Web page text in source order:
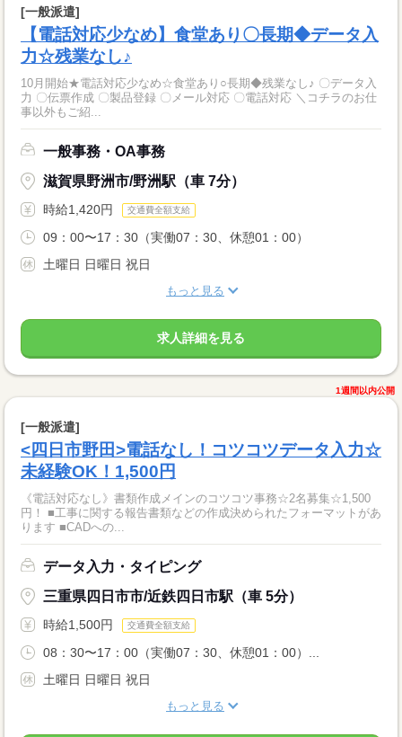
[一般派遣]
【電話対応少なめ】食堂あり〇長期◆データ入
力☆残業なし♪
10月開始★電話対応少なめ☆食堂あり○長期◆残業なし♪ 〇データ入
力 〇伝票作成 〇製品登録 〇メール対応 〇電話対応 ＼コチラのお仕
事以外もご紹...
一般事務・OA事務
滋賀県野洲市/野洲駅（車 7分）
時給1,420円 交通費全額支給
09：00〜17：30（実働07：30、休憩01：00）
土曜日 日曜日 祝日
もっと見る
求人詳細を見る
1週間以内公開
[一般派遣]
<四日市野田>電話なし！コツコツデータ入力☆
未経験OK！1,500円
《電話対応なし》書類作成メインのコツコツ事務☆2名募集☆1,500
円！ ■工事に関する報告書類などの作成決められたフォーマットがあ
ります ■CADへの...
データ入力・タイピング
三重県四日市市/近鉄四日市駅（車 5分）
時給1,500円 交通費全額支給
08：30〜17：00（実働07：30、休憩01：00）...
土曜日 日曜日 祝日
もっと見る